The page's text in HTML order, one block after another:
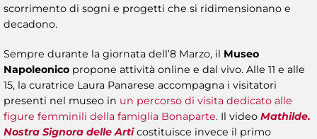
scorrimento di sogni e progetti che si ridimensionano e
decadono.
Sempre durante la giornata dell’8 Marzo, il Museo
Napoleonico propone attività online e dal vivo. Alle 11 e alle
15, la curatrice Laura Panarese accompagna i visitatori
presenti nel museo in un percorso di visita dedicato alle
figure femminili della famiglia Bonaparte. Il video Mathilde.
Nostra Signora delle Articostituisce invece il primo